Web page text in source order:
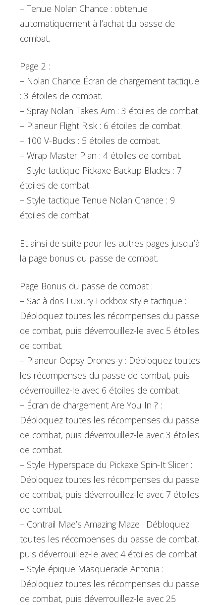
– Tenue Nolan Chance : obtenue
automatiquement à l’achat du passe de
combat.
Page 2 :
– Nolan Chance Écran de chargement tactique
: 3 étoiles de combat.
– Spray Nolan Takes Aim : 3 étoiles de combat.
– Planeur Flight Risk : 6 étoiles de combat.
– 100 V-Bucks : 5 étoiles de combat.
– Wrap Master Plan : 4 étoiles de combat.
– Style tactique Pickaxe Backup Blades : 7
étoiles de combat.
– Style tactique Tenue Nolan Chance : 9
étoiles de combat.
Et ainsi de suite pour les autres pages jusqu’à
la page bonus du passe de combat.
Page Bonus du passe de combat :
– Sac à dos Luxury Lockbox style tactique :
Débloquez toutes les récompenses du passe
de combat, puis déverrouillez-le avec 5 étoiles
de combat.
– Planeur Oopsy Drones-y : Débloquez toutes
les récompenses du passe de combat, puis
déverrouillez-le avec 6 étoiles de combat.
– Écran de chargement Are You In ? :
Débloquez toutes les récompenses du passe
de combat, puis déverrouillez-le avec 3 étoiles
de combat.
– Style Hyperspace du Pickaxe Spin-It Slicer :
Débloquez toutes les récompenses du passe
de combat, puis déverrouillez-le avec 7 étoiles
de combat.
– Contrail Mae’s Amazing Maze : Débloquez
toutes les récompenses du passe de combat,
puis déverrouillez-le avec 4 étoiles de combat.
– Style épique Masquerade Antonia :
Débloquez toutes les récompenses du passe
de combat, puis déverrouillez-le avec 25